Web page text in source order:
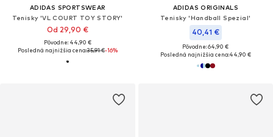
ADIDAS SPORTSWEAR
Tenisky 'VL COURT TOY STORY'
Od 29,90 €
Pôvodne: 44,90 €
Posledná najnižšia cena:35,91 €-16%
ADIDAS ORIGINALS
Tenisky 'Handball Spezial'
40,41 €
Pôvodne: 64,90 €
Posledná najnižšia cena:44,90 €